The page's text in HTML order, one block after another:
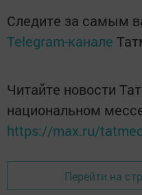
Следите за самым
Telegram-канале
Читайте новости
национальном
https://max.ru/
Перейти на